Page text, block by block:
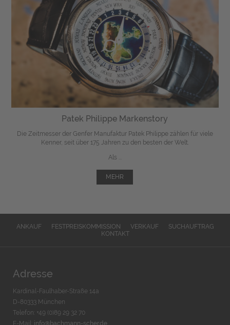
Patek Philippe Markenstory
Die Zeitmesser der Genfer Manufaktur Patek Philippe zählen für viele
Kenner, seit über 175 Jahren zu den besten der Welt.
Als ...
MEHR
ANKAUF FESTPREISKOMMISSION VERKAUF
SUCHAUFTRAG
KONTAKT
Adresse
Kardinal-Faulhaber-Straße 14a
D-80333 München
Telefon: +49 (0)89 29 32 70
E-Mail: info@bachmann-scher.de